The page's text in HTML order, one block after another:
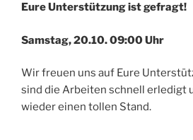
Eure Unterstützung ist gefragt!
Samstag, 20.10. 09:00 Uhr
Wir freuen uns auf Eure
sind die Arbeiten schnell erledigt
wieder einen tollen Stand.